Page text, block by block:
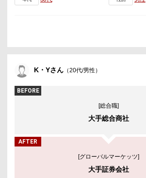
K・Yさん （20代/男性）
BEFORE
[総合職]
大手総合商社
AFTER
[グローバルマーケッツ]
大手証券会社